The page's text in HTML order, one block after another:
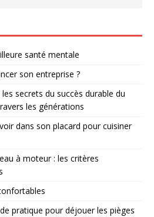
santé mentale
son entreprise ?
secrets du succès durable du
les générations
dans son placard pour cuisiner
à moteur : les critères
pratique pour déjouer les pièges